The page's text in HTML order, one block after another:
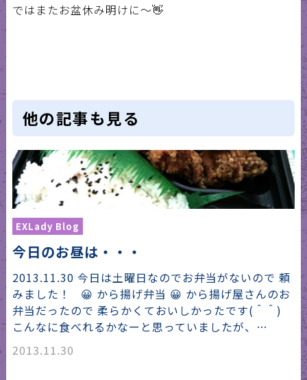
ではまたお盆休み明けに〜👋
他の記事も見る
EXLady Blog
今日のお昼は・・・
2013.11.30 今日は土曜日なのでお弁当がないので 頼
みました！ 😀 から揚げ弁当 😀 から揚げ屋さんのお
弁当だったので 柔らかくておいしかったです(＾＾)
こんなに食べれるかなーと思っていましたが、…
2013.11.30